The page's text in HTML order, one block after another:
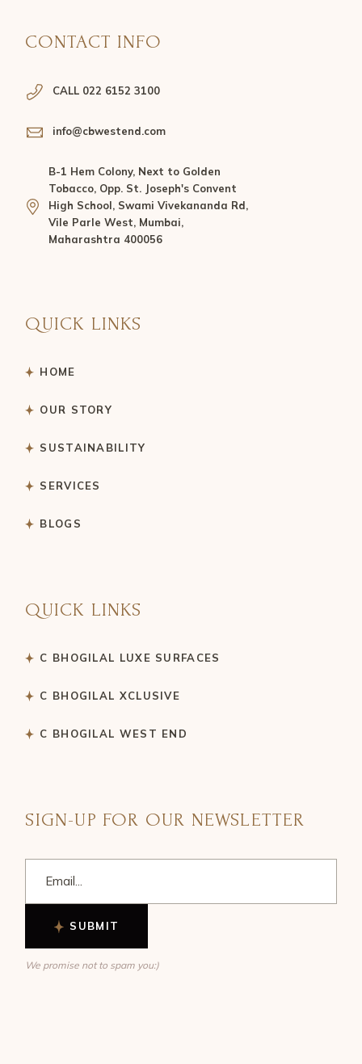
CONTACT INFO
CALL 022 6152 3100
info@cbwestend.com
B-1 Hem Colony, Next to Golden
Tobacco, Opp. St. Joseph's Convent
High School, Swami Vivekananda Rd,
Vile Parle West, Mumbai,
Maharashtra 400056
QUICK LINKS
HOME
OUR STORY
SUSTAINABILITY
SERVICES
BLOGS
QUICK LINKS
C BHOGILAL LUXE SURFACES
C BHOGILAL XCLUSIVE
C BHOGILAL WEST END
SIGN-UP FOR OUR NEWSLETTER
SUBMIT
We promise not to spam you:)